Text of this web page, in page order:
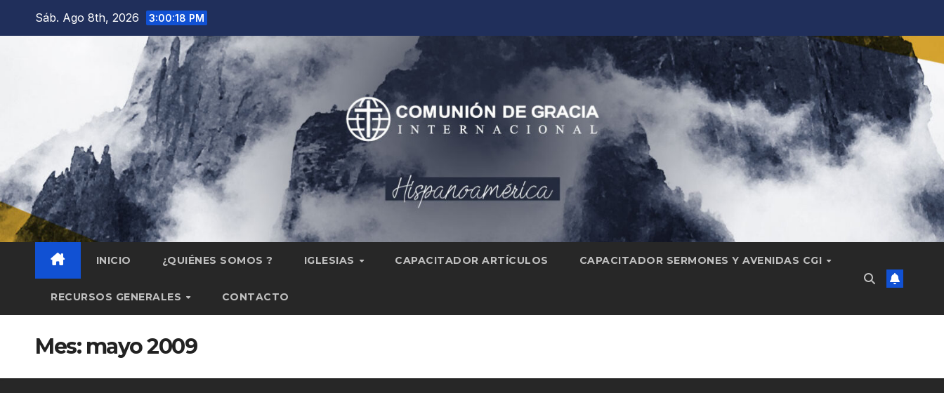
Sáb. Ago 8th, 2026 3:00:18 PM
INICIO ¿QUIÉNES SOMOS ? IGLESIAS CAPACITADOR ARTÍCULOS CAPACITADOR SERMONES Y AVENIDAS CGI
RECURSOS GENERALES CONTACTO
Mes: mayo 2009